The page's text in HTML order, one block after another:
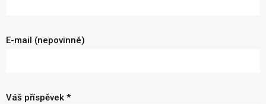
E-mail (nepovinné)
Váš příspěvek *